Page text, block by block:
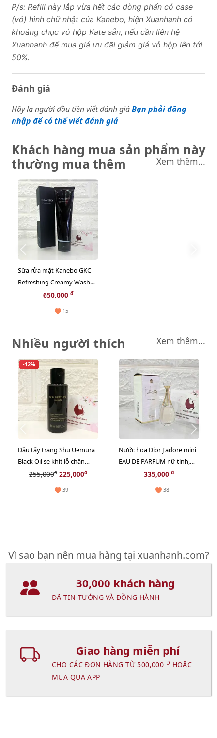
P/s: Refill này lắp vừa hết các dòng phấn có case
(vỏ) hình chữ nhật của Kanebo, hiện Xuanhanh có
khoảng chục vỏ hộp Kate sẵn, nếu cần liên hệ
Xuanhanh để mua giá ưu đãi giảm giá vỏ hộp lên tới
50%.
Đánh giá
Hãy là người đầu tiên viết đánh giáBạn phải đăng
nhập để có thể viết đánh giá
Khách hàng mua sản phẩm này
thường mua thêm
Xem thêm...
Sữa rửa mặt Kanebo GKC
Refreshing Creamy Wash
sạch mềm và tươi mới làn
650,000 đ
15
Nhiều người thích Xem thêm...
-12%
Dầu tẩy trang Shu Uemura
Black Oil se khít lỗ chân
lông, sạch bã nhờn - 50ml
255,000đ225,000đ
39
Nước hoa Dior J'adore mini
EAU DE PARFUM nữ tính,
sang trọng - EDP, 5ml.
335,000 đ
38
Vì sao bạn nên mua hàng tại xuanhanh.com?
30,000 khách hàng
ĐÃ TIN TƯỞNG VÀ ĐỒNG HÀNH
Giao hàng miễn phí
CHO CÁC ĐƠN HÀNG TỪ 500,000 Đ HOẶC
MUA QUA APP